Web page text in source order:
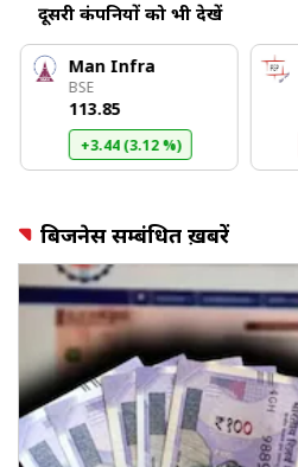
दूसरी कंपनियों को भी देखें
Man Infra
BSE
₹113.85
+3.44 (3.12 %)
बिजनेस सम्बंधित ख़बरें